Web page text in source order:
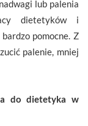
lub palenia
dietetyków i
pomocne. Z
palenie, mniej
do dietetyka w